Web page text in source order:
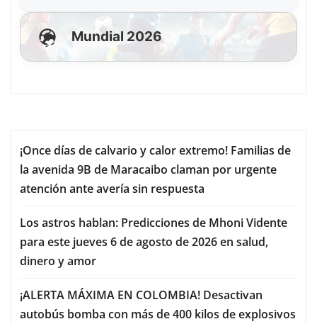
Mundial 2026
¡Once días de calvario y calor extremo! Familias de
la avenida 9B de Maracaibo claman por urgente
atención ante avería sin respuesta
Los astros hablan: Predicciones de Mhoni Vidente
para este jueves 6 de agosto de 2026 en salud,
dinero y amor
¡ALERTA MÁXIMA EN COLOMBIA! Desactivan
autobús bomba con más de 400 kilos de explosivos